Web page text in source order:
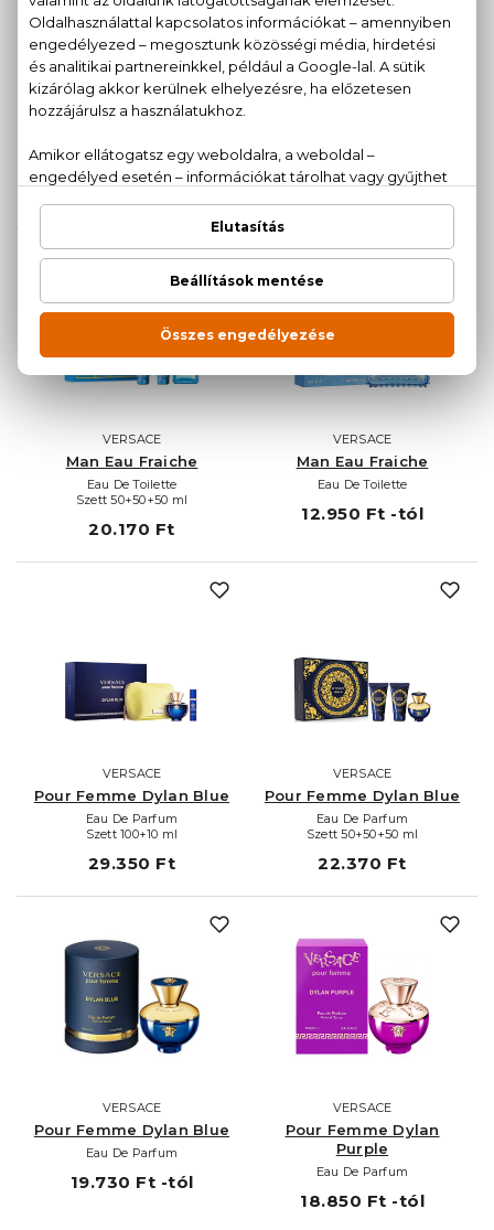
VERSACE
Eau De Toilette
Szett 100+100 ml
Eau De Toilette
Szett 100+10 ml
VERSACE
Man Eau Fraiche
Eau De Toilette
Szett 50+50+50 ml
20.170 Ft
VERSACE
Man Eau Fraiche
Eau De Toilette
12.950 Ft -tól
VERSACE
Pour Femme Dylan Blue
Eau De Parfum
Szett 100+10 ml
29.350 Ft
VERSACE
Pour Femme Dylan Blue
Eau De Parfum
Szett 50+50+50 ml
22.370 Ft
VERSACE
Pour Femme Dylan Blue
Eau De Parfum
19.730 Ft -tól
VERSACE
Pour Femme Dylan
Purple
Eau De Parfum
18.850 Ft -tól